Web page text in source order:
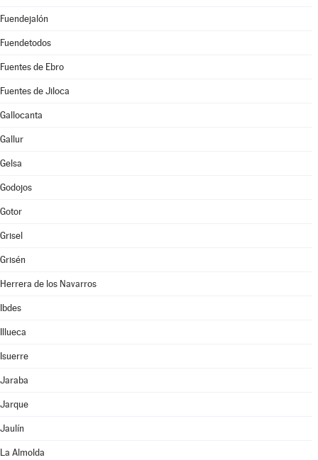
Fuendejalón
Fuendetodos
Fuentes de Ebro
Fuentes de Jiloca
Gallocanta
Gallur
Gelsa
Godojos
Gotor
Grisel
Grisén
Herrera de los Navarros
Ibdes
Illueca
Isuerre
Jaraba
Jarque
Jaulín
La Almolda